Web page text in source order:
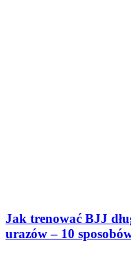
Jak trenować BJJ
urazów – 10